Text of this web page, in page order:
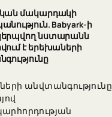
մակարդակի
Babyark-ի
նստարանն
է երեխաների
անվտանգությունը